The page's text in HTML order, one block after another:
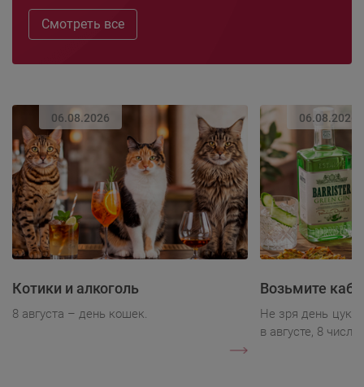
Смотреть все
06.08.2026
Котики и алкоголь
8 августа – день кошек.
06.08.2026
Возьмите
Не зря день
в августе, 8 числа.